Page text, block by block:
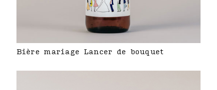
Bière mariage Lancer de bouquet